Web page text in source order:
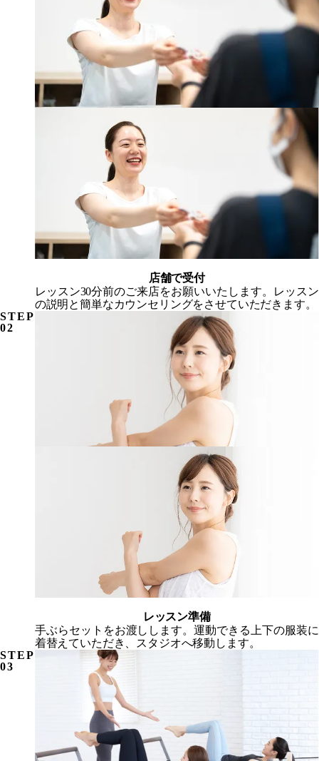
店舗で受付
レッスン30分前のご来店をお願いいたします。レッスン
の説明と簡単なカウンセリングをさせていただきます。
STEP
02
レッスン準備
手ぶらセット をお渡しします。運動できる上下の服装に
着替えていただき、スタジオへ移動します。
STEP
03